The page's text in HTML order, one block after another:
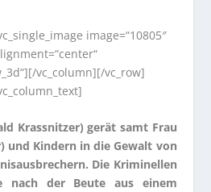
image=“10805″
vc_column][/vc_row]
Krassnitzer) gerät samt Frau
und Kindern in die Gewalt von
Die Kriminellen
nach der Beute aus einem